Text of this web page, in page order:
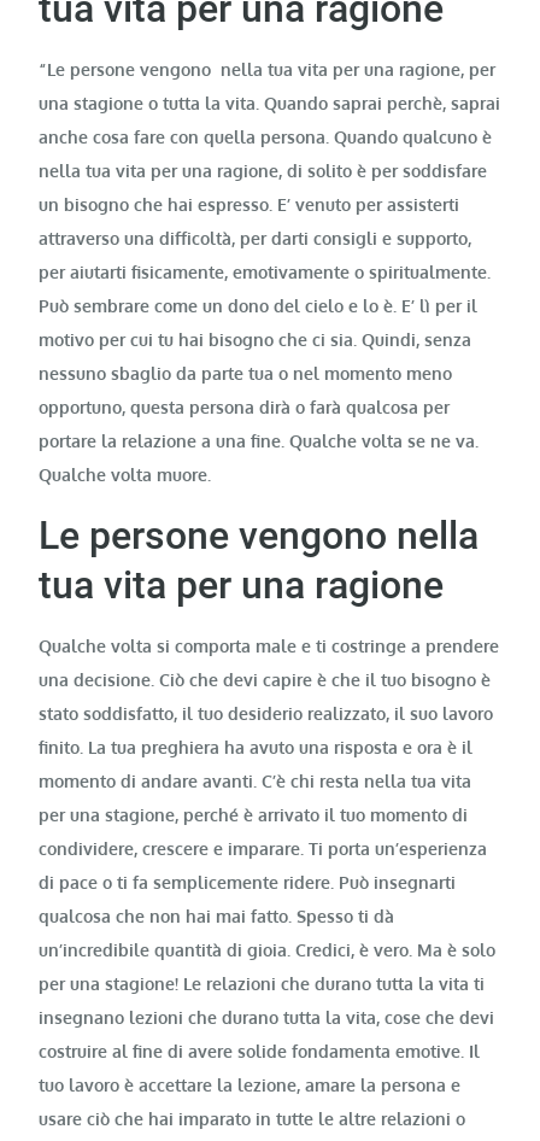
“Le persone vengono nella tua vita per una ragione, per
una stagione o tutta la vita. Quando saprai perchè, saprai
anche cosa fare con quella persona. Quando qualcuno è
nella tua vita per una ragione, di solito è per soddisfare
un bisogno che hai espresso. E’ venuto per assisterti
attraverso una difficoltà, per darti consigli e supporto,
per aiutarti fisicamente, emotivamente o spiritualmente.
Può sembrare come un dono del cielo e lo è. E’ lì per il
motivo per cui tu hai bisogno che ci sia. Quindi, senza
nessuno sbaglio da parte tua o nel momento meno
opportuno, questa persona dirà o farà qualcosa per
portare la relazione a una fine. Qualche volta se ne va.
Qualche volta muore.
Le persone vengono nella
tua vita per una ragione
Qualche volta si comporta male e ti costringe a prendere
una decisione. Ciò che devi capire è che il tuo bisogno è
stato soddisfatto, il tuo desiderio realizzato, il suo lavoro
finito. La tua preghiera ha avuto una risposta e ora è il
momento di andare avanti. C’è chi resta nella tua vita
per una stagione, perché è arrivato il tuo momento di
condividere, crescere e imparare. Ti porta un’esperienza
di pace o ti fa semplicemente ridere. Può insegnarti
qualcosa che non hai mai fatto. Spesso ti dà
un’incredibile quantità di gioia. Credici, è vero. Ma è solo
per una stagione! Le relazioni che durano tutta la vita ti
insegnano lezioni che durano tutta la vita, cose che devi
costruire al fine di avere solide fondamenta emotive. Il
tuo lavoro è accettare la lezione, amare la persona e
usare ciò che hai imparato in tutte le altre relazioni o